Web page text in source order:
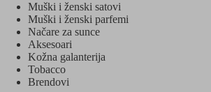
Muški i ženski satovi
Muški i ženski parfemi
Načare za sunce
Aksesoari
Kožna galanterija
Tobacco
Brendovi